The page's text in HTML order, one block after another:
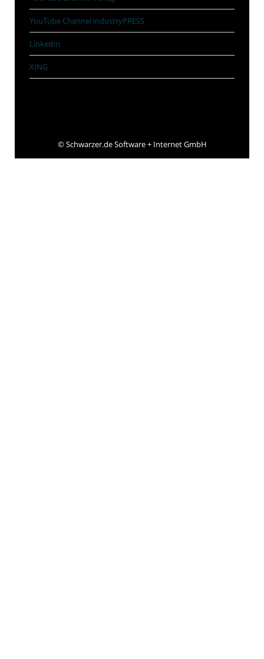
YouTube Channel industryPRESS
LinkedIn
XING
©Schwarzer.de Software + Internet GmbH